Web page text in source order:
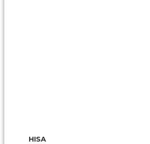
HISA